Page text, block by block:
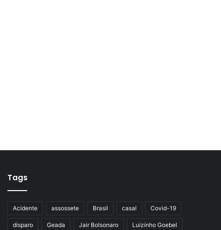
Tags
Acidente assossete Brasil casal Covid-19
disparo Geada Jair Bolsonaro Luizinho Goebel